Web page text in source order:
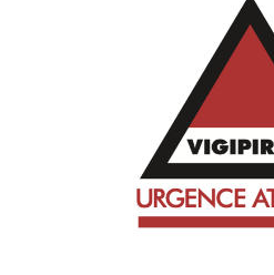
de l'application (ouverture